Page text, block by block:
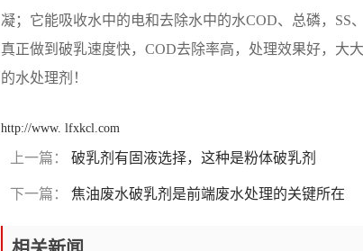
凝；它能吸收水中的电和去除水中的水COD、总磷，SS
真正做到破乳速度快，COD去除率高，处理效果好，大
的水处理剂！
http://www. lfxkcl.com
上一篇： 破乳剂有固液选择，这种是粉体破乳剂
下一篇： 焦油废水破乳剂是前端废水处理的关键所在